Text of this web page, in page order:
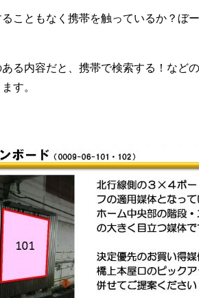
こともなく携帯を触っているか？ぼ
る内容だと、携帯で検索する！など
す。